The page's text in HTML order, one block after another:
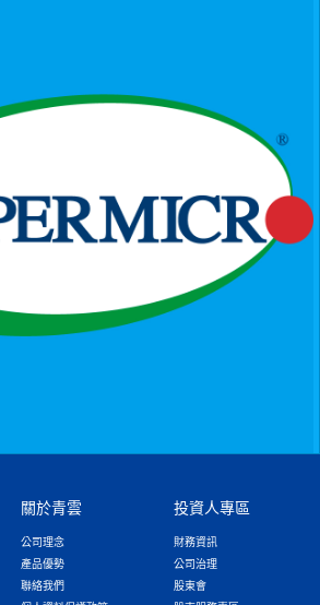
關於青雲
公司理念
產品優勢
聯絡我們
投資人專區
財務資訊
公司治理
股東會